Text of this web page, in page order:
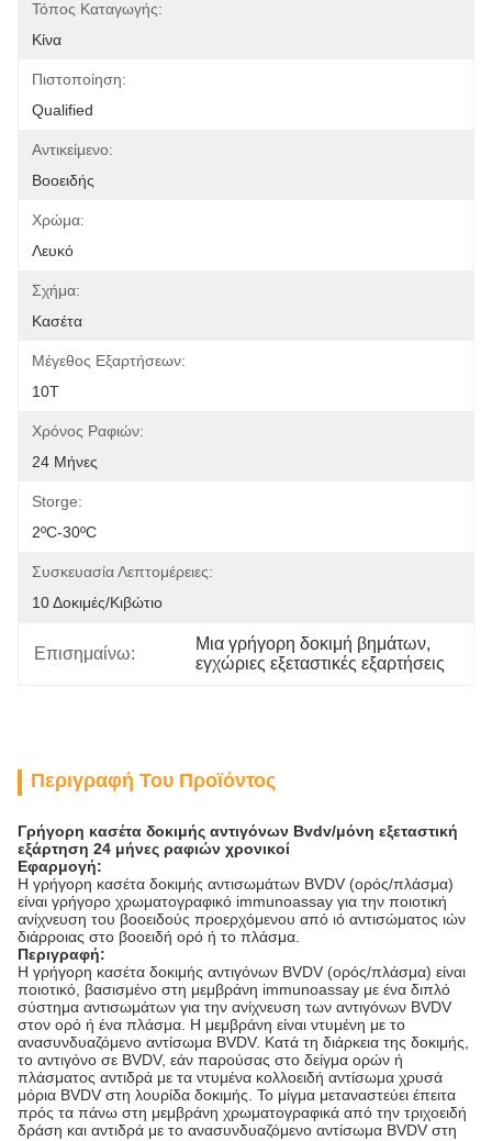
Τόπος Καταγωγής:
Κίνα
Πιστοποίηση:
Qualified
Αντικείμενο:
Βοοειδής
Χρώμα:
Λευκό
Σχήμα:
Κασέτα
Μέγεθος Εξαρτήσεων:
10T
Χρόνος Ραφιών:
24 Μήνες
Storge:
2ºC-30ºC
Συσκευασία Λεπτομέρειες:
10 Δοκιμές/κιβώτιο
Επισημαίνω:
Μια γρήγορη δοκιμή βημάτων,
εγχώριες εξεταστικές εξαρτήσεις
Περιγραφή Του Προϊόντος
Γρήγορη κασέτα δοκιμής αντιγόνων Bvdv/μόνη εξεταστική
εξάρτηση 24 μήνες ραφιών χρονικοί
Εφαρμογή:
Η γρήγορη κασέτα δοκιμής αντισωμάτων BVDV (ορός/πλάσμα)
είναι γρήγορο χρωματογραφικό immunoassay για την ποιοτική
ανίχνευση του βοοειδούς προερχόμενου από ιό αντισώματος ιών
διάρροιας στο βοοειδή ορό ή το πλάσμα.
Περιγραφή:
Η γρήγορη κασέτα δοκιμής αντιγόνων BVDV (ορός/πλάσμα) είναι
ποιοτικό, βασισμένο στη μεμβράνη immunoassay με ένα διπλό
σύστημα αντισωμάτων για την ανίχνευση των αντιγόνων BVDV
στον ορό ή ένα πλάσμα. Η μεμβράνη είναι ντυμένη με το
ανασυνδυαζόμενο αντίσωμα BVDV. Κατά τη διάρκεια της δοκιμής,
το αντιγόνο σε BVDV, εάν παρούσας στο δείγμα ορών ή
πλάσματος αντιδρά με τα ντυμένα κολλοειδή αντίσωμα χρυσά
μόρια BVDV στη λουρίδα δοκιμής. Το μίγμα μεταναστεύει έπειτα
πρός τα πάνω στη μεμβράνη χρωματογραφικά από την τριχοειδή
δράση και αντιδρά με το ανασυνδυαζόμενο αντίσωμα BVDV στη